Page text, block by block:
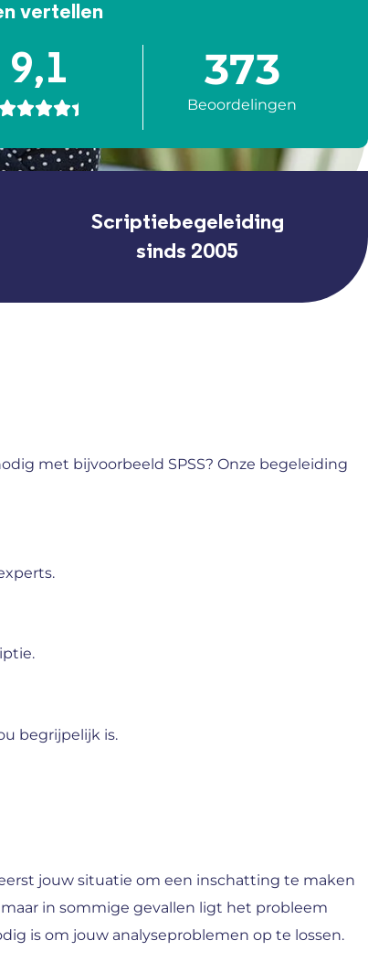
vertellen
9,1

373
Beoordelingen
Scriptiebegeleiding
sinds 2005
met bijvoorbeeld SPSS? Onze begeleiding
begrijpelijk is.
jouw situatie om een inschatting te maken
in sommige gevallen ligt het probleem
is om jouw analyseproblemen op te lossen.